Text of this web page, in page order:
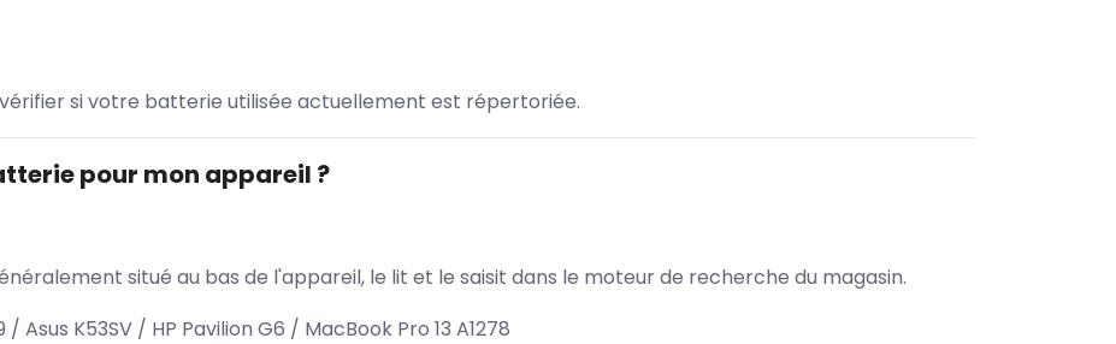
si votre batterie utilisée actuellement est répertoriée.
pour mon appareil ?
situé au bas de l'appareil, le lit et le saisit dans le moteur de recherche du magasin.
Asus K53SV / HP Pavilion G6 / MacBook Pro 13 A1278